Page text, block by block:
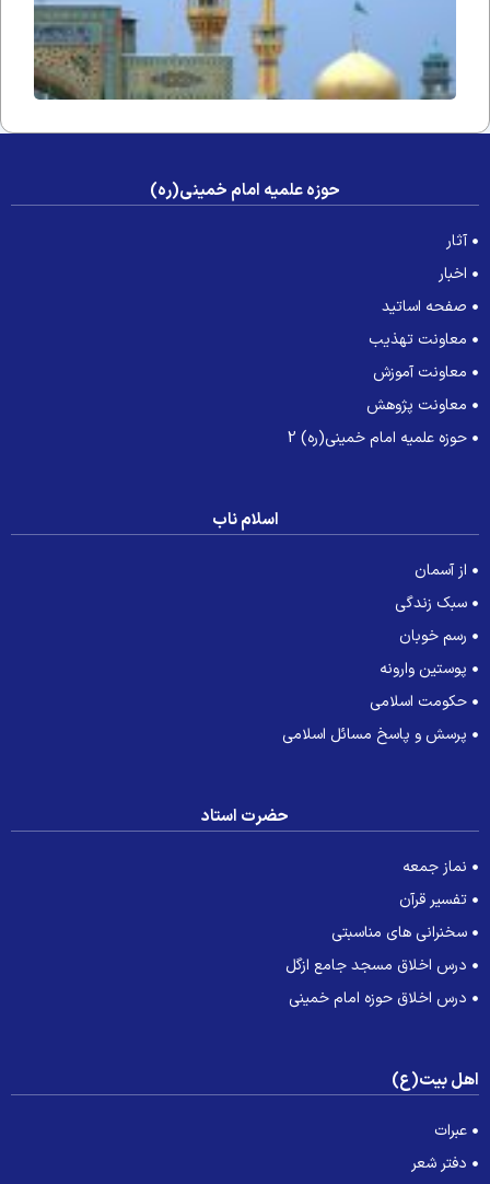
حوزه علمیه امام خمینی(ره)
آثار
اخبار
صفحه اساتید
معاونت تهذیب
معاونت آموزش
معاونت پژوهش
حوزه علمیه امام خمینی(ره) 2
اسلام ناب
از آسمان
سبک زندگی
رسم خوبان
پوستین وارونه
حکومت اسلامی
پرسش و پاسخ مسائل اسلامی
حضرت استاد
نماز جمعه
تفسیر قرآن
سخنرانی های مناسبتی
درس اخلاق مسجد جامع ازگل
درس اخلاق حوزه امام خمینی
بیت(ع)
عبرات
دفتر شعر